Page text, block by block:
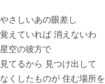
やさしいあの眼差し
覚えていれば 消えないわ
星空の彼方で
見てるから 見つけ出して
なくしたものが 住む場所を